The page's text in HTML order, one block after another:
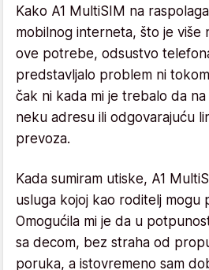
Kako A1 MultiSIM na
mobilnog interneta, što je više
ove potrebe, odsustvo
predstavljalo problem ni
čak ni kada mi je trebalo da
neku adresu ili odgovarajuću
prevoza.
Kada sumiram utiske, A1
usluga kojoj kao roditelj mogu
Omogućila mi je da u
sa decom, bez straha od
poruka, a istovremeno sam